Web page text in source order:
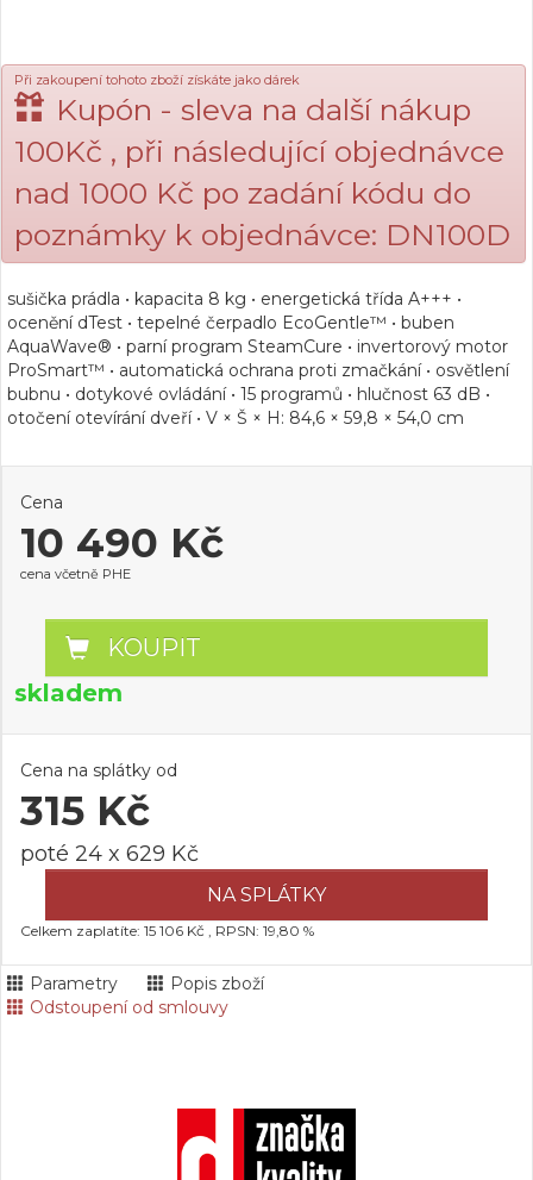
Při zakoupení tohoto zboží získáte jako dárek
Kupón - sleva na další nákup
100Kč , při následující objednávce
nad 1000 Kč po zadání kódu do
poznámky k objednávce: DN100D
sušička prádla • kapacita 8 kg • energetická třída A+++ •
ocenění dTest • tepelné čerpadlo EcoGentle™ • buben
AquaWave® • parní program SteamCure • invertorový motor
ProSmart™ • automatická ochrana proti zmačkání • osvětlení
bubnu • dotykové ovládání • 15 programů • hlučnost 63 dB •
otočení otevírání dveří • V × Š × H: 84,6 × 59,8 × 54,0 cm
Cena
10 490 Kč
cena včetně PHE
KOUPIT
skladem
Cena na splátky od
315 Kč
poté 24 x 629 Kč
NA SPLÁTKY
Celkem zaplatíte: 15 106 Kč , RPSN: 19,80 %
Parametry
Popis zboží
Odstoupení od smlouvy